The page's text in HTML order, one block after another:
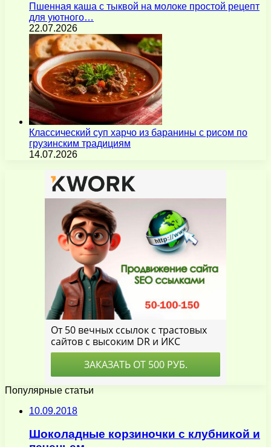
Пшенная каша с тыквой на молоке простой рецепт
для уютного…
22.07.2026
Классический суп харчо из баранины с рисом по
грузинским традициям
14.07.2026
Популярные статьи
10.09.2018
Шоколадные корзиночки с клубникой и